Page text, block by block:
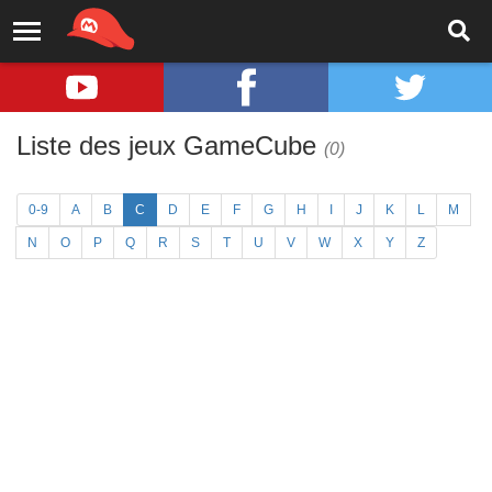
Liste des jeux GameCube (0)
0-9 A B C D E F G H J K L M
N O P Q R S T U V W X Y Z